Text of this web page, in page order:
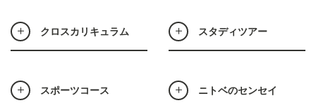
クロスカリキュラム スタディツアー
スポーツコース ニトベのセンセイ